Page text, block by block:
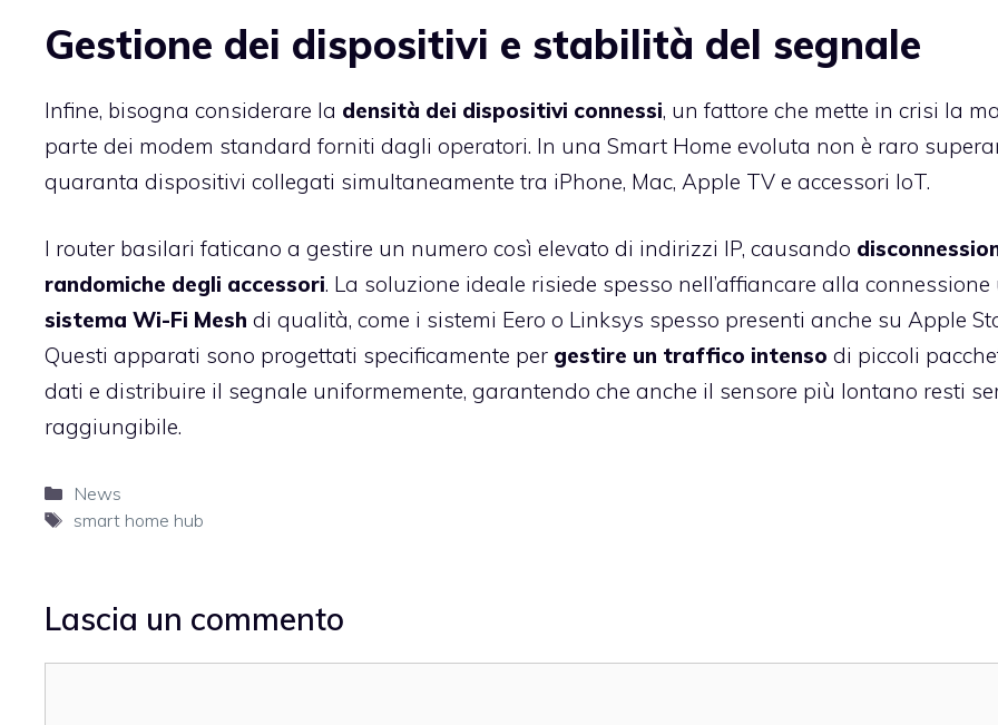
Gestione dei dispositivi e stabilità del segnale
Infine, bisogna considerare la densità dei dispositivi connessi, un fattore che mette in crisi la
parte dei modem standard forniti dagli operatori. In una Smart Home evoluta non è raro
quaranta dispositivi collegati simultaneamente tra iPhone, Mac, Apple TV e accessori IoT.
I router basilari faticano a gestire un numero così elevato di indirizzi IP, causando
randomiche degli accessori. La soluzione ideale risiede spesso nell’affiancare alla connessione
sistema Wi-Fi Mesh di qualità, come i sistemi Eero o Linksys spesso presenti anche su Apple
Questi apparati sono progettati specificamente per gestire un traffico intenso di piccoli
dati e distribuire il segnale uniformemente, garantendo che anche il sensore più lontano resti
raggiungibile.
Categorie
News
Tag
smart home hub
Lascia un commento